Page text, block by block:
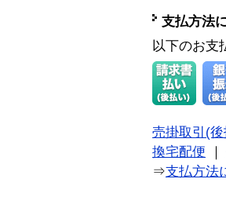
支払方法
以下のお支
売掛取引(
換宅配便
⇒支払方法